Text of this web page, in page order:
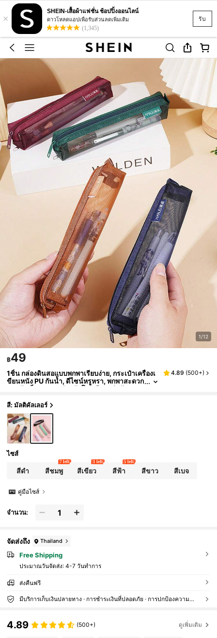
รับ
×
SHEIN-เสื้อผ้าแฟชั่น ช้อปปิ้งออนไลน์
ดาวโหลดแอปเพื่อรับส่วนลดเพิ่มเติม
(1,345)
1/12
฿49
1ชิ้น กล่องดินสอแบบพกพาเรียบง่าย, กระเป๋าเครื่องเ
ขียนหนัง PU กันน้ำ, ดีไซน์หรูหรา, พกพาสะดวก
และจัดเก็บ, เหมาะสำหรับโรงเรียน, สำนักงานแ
ะกระเป๋าเป้
4.89 (500+)
สี: มัลติคัลเลอร์
ไซส์
สีดำ สีชมพู
7 left
สีเขียว
1 left
สีฟ้า
5 left
สีขาว สีเบจ
คู่มือไซส์
จำนวน:
จัดส่งถึง Thailand
Free Shipping
ประมาณวันจัดส่ง: 4-7 วันทำการ
ส่งคืนฟรี
มีบริการเก็บเงินปลายทาง · การชำระเงินที่ปลอดภัย · การปกป้องความเป็นส่วนตัว
4.89 (500+) ดูเพิ่มเติม